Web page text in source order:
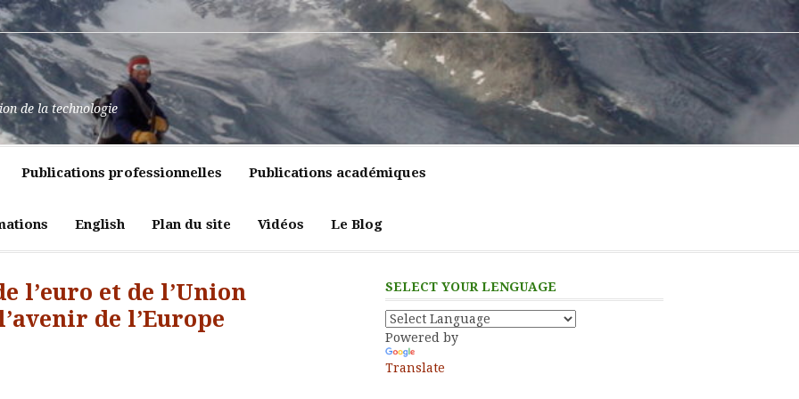
de la technologie
Publications professionnelles Publications académiques
English Plan du site Vidéos Le Blog
l’euro et de l’Union
de l’Europe
SELECT YOUR LENGUAGE
Powered by
Translate